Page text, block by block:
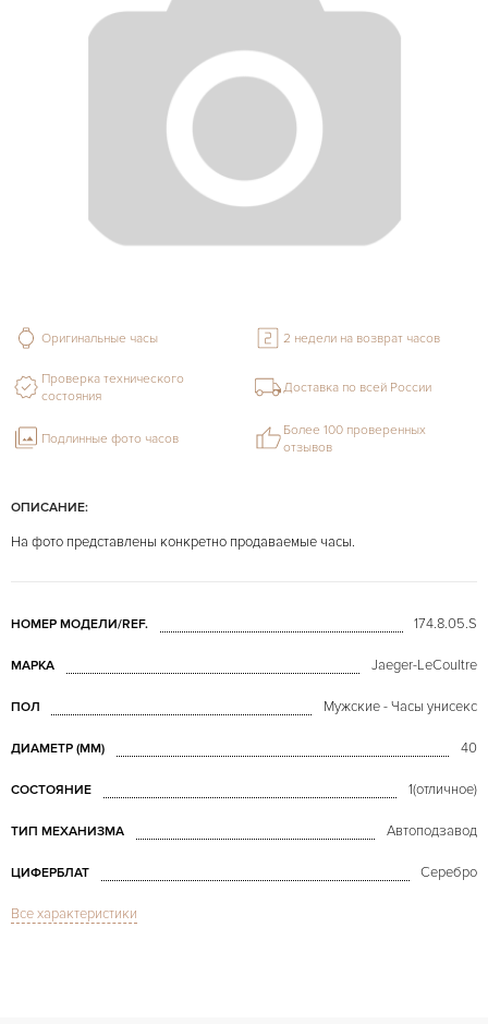
ОПИСАНИЕ:
На фото представлены конкретно продаваемые часы.
НОМЕР МОДЕЛИ/REF. 174.8.05.S
МАРКА Jaeger-LeCoultre
ПОЛ Мужские - Часы унисекс
ДИАМЕТР (MM) 40
СОСТОЯНИЕ 1(отличное)
ТИП МЕХАНИЗМА Автоподзавод
ЦИФЕРБЛАТ Серебро
СТЕКЛО
Все характеристики
Оригинальные часы 2 недели на возврат часов
Проверка технического
состояния
Доставка по всей России
Подлинные фото часов
Более 100 проверенных
отзывов